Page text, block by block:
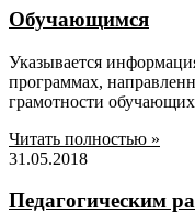
Обучающимся
Указывается
программах,
грамотности
Читать полностью »
31.05.2018
Педагогическим